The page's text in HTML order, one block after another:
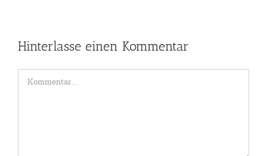
Hinterlasse einen Kommentar
Kommentar